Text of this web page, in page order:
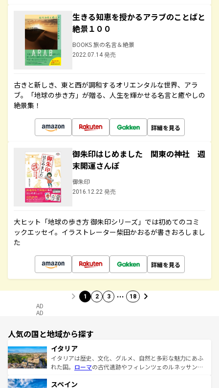
生きる知恵を授かるアラブのことばと
絶景１００
BOOKS 旅の名言＆絶景
2022.07.14 発売
古きと新しき、東と西が調和するオリエンタルな世界、アラ
ブ。「地球の歩き方」が贈る、人生を輝かせる名言と癒やしの
絶景集！
詳細を見る
御朱印はじめました 関東の神社 週
末開運さんぽ
御朱印
2016.12.22 発売
大ヒット「地球の歩き方 御朱印シリーズ」では初めてのコミ
ックエッセイ。イラストレーター柴田かおるが書きおろしまし
た
詳細を見る
1 2 3 … 18
AD
AD
人気の国と地域から探す
イタリア
イタリアは歴史、文化、グルメ、自然と多彩な魅力にあふ
れた国。 ローマの古代遺跡やフィレンツェのルネッサンス
ろん、トスカーナの美しい田園風景やアマルフィ海岸の絶
スペイン